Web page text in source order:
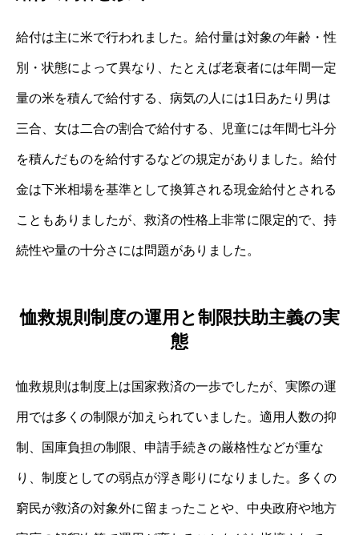
給付は主に米で行われました。給付量は対象の年齢・性
別・状態によって異なり、たとえば老衰者には年間一定
量の米を積んで給付する、病気の人には1日あたり男は
三合、女は二合の割合で給付する、児童には年間七斗分
を積んだものを給付するなどの規定がありました。給付
金は下米相場を基準として換算される現金給付とされる
こともありましたが、救済の性格上非常に限定的で、持
続性や量の十分さには問題がありました。
恤救規則制度の運用と制限扶助主義の実
態
恤救規則は制度上は国家救済の一歩でしたが、実際の運
用では多くの制限が加えられていました。適用人数の抑
制、国庫負担の制限、申請手続きの厳格性などが重な
り、制度としての弱点が浮き彫りになりました。多くの
窮民が救済の対象外に留まったことや、中央政府や地方